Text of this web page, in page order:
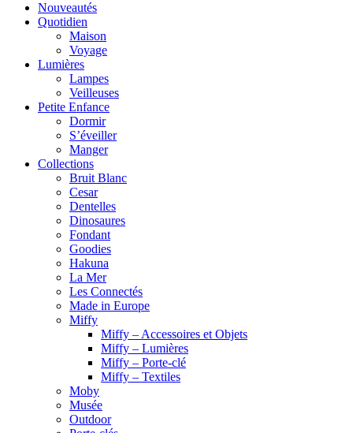
Nouveautés
Quotidien
Maison
Voyage
Lumières
Lampes
Veilleuses
Petite Enfance
Dormir
S’éveiller
Manger
Collections
Bruit Blanc
Cesar
Dentelles
Dinosaures
Fondant
Goodies
Hakuna
La Mer
Les Connectés
Made in Europe
Miffy
Miffy – Accessoires et Objets
Miffy – Lumières
Miffy – Porte-clé
Miffy – Textiles
Moby
Musée
Outdoor